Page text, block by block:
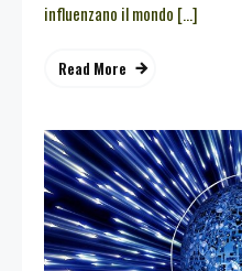
influenzano il mondo […]
Read More